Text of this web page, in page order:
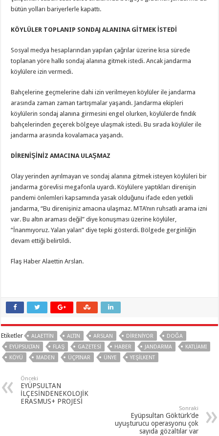
bütün yolları bariyerlerle kapattı.
KÖYLÜLER TOPLANIP SONDAJ ALANINA GİTMEK İSTEDİ
Sosyal medya hesaplarından yapılan çağrılar üzerine kısa sürede
toplanan yöre halkı sondaj alanına gitmek istedi. Ancak jandarma
köylülere izin vermedi.
Bahçelerine geçmelerine dahi izin verilmeyen köylüler ile jandarma
arasında zaman zaman tartışmalar yaşandı. Jandarma ekipleri
köylülerin sondaj alanına girmesini engel olurken, köylülerde fındık
bahçelerinden geçerek bölgeye ulaşmak istedi. Bu sırada köylüler ile
jandarma arasında kovalamaca yaşandı.
DİRENİŞİNİZ AMACINA ULAŞMAZ
Olay yerinden ayrılmayan ve sondaj alanına gitmek isteyen köylüleri bir
jandarma görevlisi megafonla uyardı. Köylülere yaptıkları direnişin
pandemi önlemleri kapsamında yasak olduğunu ifade eden yetkili
jandarma, “Bu direnişiniz amacına ulaşmaz. MTA’nın ruhsatlı arama izni
var. Bu altın araması değil” diye konuşması üzerine köylüler,
“İnanmıyoruz. Yalan yalan” diye tepki gösterdi. Bölgede gerginliğin
devam ettiği belirtildi.
Flaş Haber Alaettin Arslan.
Etiketler ALAETTIN ALTIN ARSLAN DIRENIYOR
DOĞA
EYÜPSULTAN
FLAŞ GAZETESI HABER JANDARMA
KATLIAMI
KÖYÜ
MADEN ÜÇPINAR ÜNYE YEŞILKENT
Önceki
EYÜPSULTAN
İLÇESİNDENEKOLOJİK
ERASMUS+ PROJESİ
Sonraki
Eyüpsultan Göktürk’de
uyuşturucu operasyonu çok
sayıda gözaltılar var